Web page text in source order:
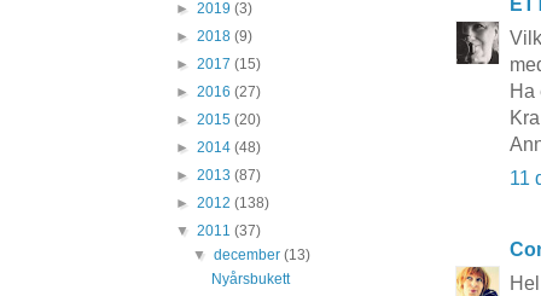
Ha
11
► 2019 (3)
► 2018 (9)
► 2017 (15)
► 2016 (27)
► 2015 (20)
► 2014 (48)
► 2013 (87)
► 2012 (138)
▼ 2011 (37)
▼december(13)
Nyårsbukett